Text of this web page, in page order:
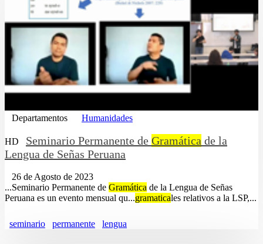
Departamentos Humanidades
HD Seminario Permanente de Gramática de la
Lengua de Señas Peruana
26 de Agosto de 2023
...Seminario Permanente de Gramática de la Lengua de Señas
Peruana es un evento mensual qu...gramaticales relativos a la LSP,...
seminario permanente lengua